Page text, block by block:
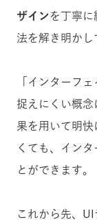
ザイン を丁寧
法を解き明かし
「インターフ
捉えにくい概
果を用いて明
くても、イン
とができます。
これから先、